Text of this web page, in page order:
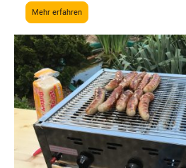
Mehr erfahren